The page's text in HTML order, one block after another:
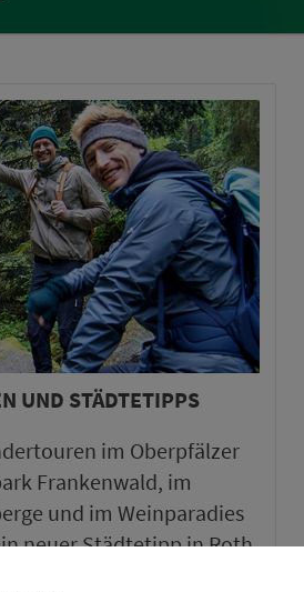
UND STÄDTETIPPS
im Oberpfälzer
Frankenwald, im
und im Weinparadies
neuer Städtetipp in Roth.